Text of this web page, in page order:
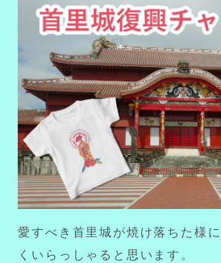
愛すべき首里城が焼け落ちた様
くいらっしゃると思います。